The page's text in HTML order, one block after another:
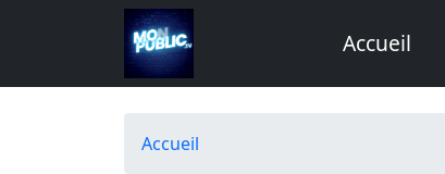
Aller au contenu principal
Accueil
Fil d'Ariane
Accueil